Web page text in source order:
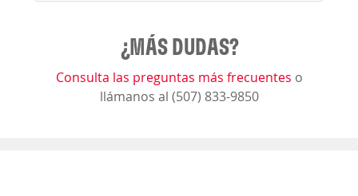
¿MÁS DUDAS?
Consulta las preguntas más frecuentes o
llámanos al (507) 833-9850